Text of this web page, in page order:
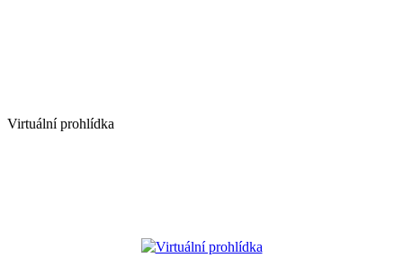
Virtuální prohlídka
Virtuální prohlídka